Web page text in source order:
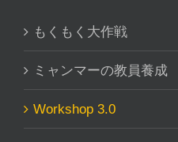
もくもく大作戦
ミャンマーの教員養成
Workshop 3.0